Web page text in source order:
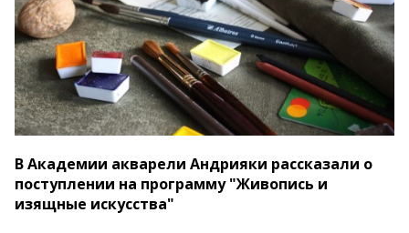
В Академии акварели Андрияки рассказали о
поступлении на программу "Живопись и
изящные искусства"